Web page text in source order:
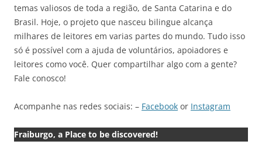
temas valiosos de toda a região, de Santa Catarina e do
Brasil. Hoje, o projeto que nasceu bilingue alcança
milhares de leitores em varias partes do mundo. Tudo isso
só é possível com a ajuda de voluntários, apoiadores e
leitores como você. Quer compartilhar algo com a gente?
Fale conosco!
Acompanhe nas redes sociais: – Facebook or Instagram
Fraiburgo, a Place to be discovered!